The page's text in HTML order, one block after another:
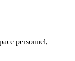
personnel,